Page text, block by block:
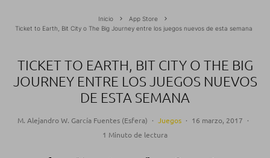
Inicio
App Store
Ticket to Earth, Bit City o The Big Journey entre los juegos nuevos de esta semana
TICKET TO EARTH, BIT CITY O THE BIG
JOURNEY ENTRE LOS JUEGOS NUEVOS
DE ESTA SEMANA
M. Alejandro W. García Fuentes (Esfera) · Juegos · 16 marzo, 2017 ·
1 Minuto de lectura